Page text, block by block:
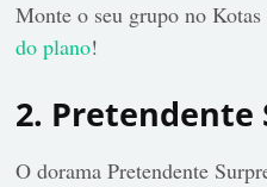
Monte o seu grupo no
do plano!
2. Pretendente
O dorama Pretendente